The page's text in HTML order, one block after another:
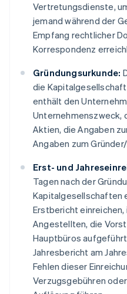
Vertretungsdienste,
jemand während der
Empfang rechtlicher
Korrespondenz
Gründungsurkunde:
die
enthält den
Unternehmenszweck,
Aktien, die Angaben
Angaben zum
Erst- und
Tagen nach der
Kapitalgesellschaften
Erstbericht
Angestellten, die
Hauptbüros aufgeführt
Jahresbericht am
Fehlen dieser
Verzugsgebühren